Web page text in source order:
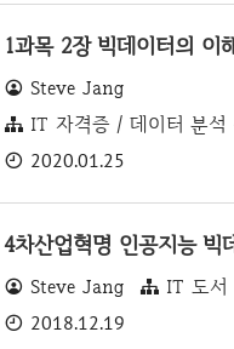
Steve Jang
IT 자격증 / 데이터 분석
2020.01.25
4차산업혁명 인공지능 빅
Steve Jang IT 도서
2018.12.19